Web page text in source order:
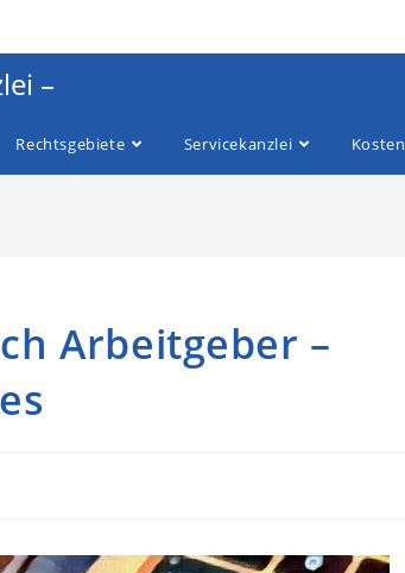
–
Rechtsgebiete Servicekanzlei Kosten
Arbeitgeber –